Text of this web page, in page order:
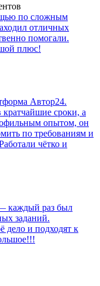
по сложным
отличных
помогали.
плюс!
Автор24.
сроки, а
опытом, он
по требованиям и
чётко и
каждый раз был
заданий.
дело и подходят к